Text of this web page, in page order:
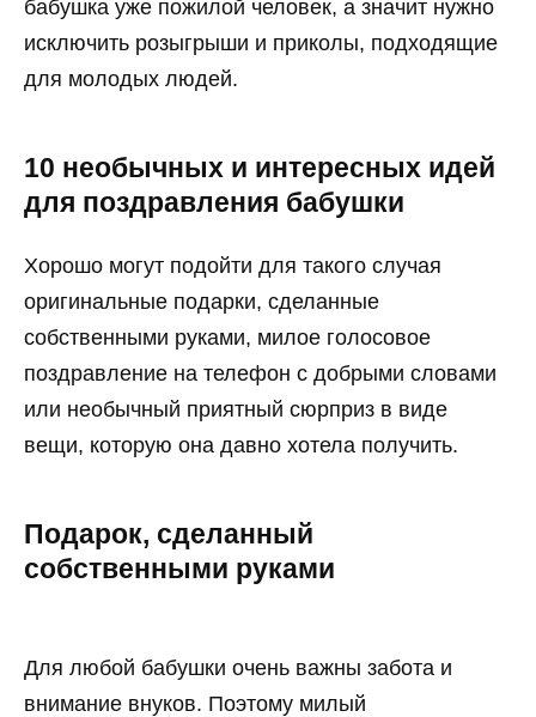
бабушка уже пожилой человек, а значит нужно
исключить розыгрыши и приколы, подходящие
для молодых людей.
10 необычных и интересных идей
для поздравления бабушки
Хорошо могут подойти для такого случая
оригинальные подарки, сделанные
собственными руками, милое голосовое
поздравление на телефон с добрыми словами
или необычный приятный сюрприз в виде
вещи, которую она давно хотела получить.
Подарок, сделанный
собственными руками
Для любой бабушки очень важны забота и
внимание внуков. Поэтому милый